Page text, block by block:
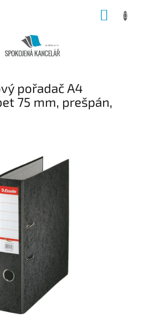
pořadač A4
75 mm, prešpán,